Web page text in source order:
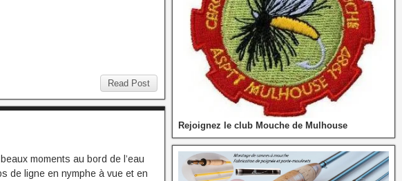
Read Post
moments au bord de l’eau
de ligne en nymphe à vue et en
Rejoignez le club Mouche de Mulhouse